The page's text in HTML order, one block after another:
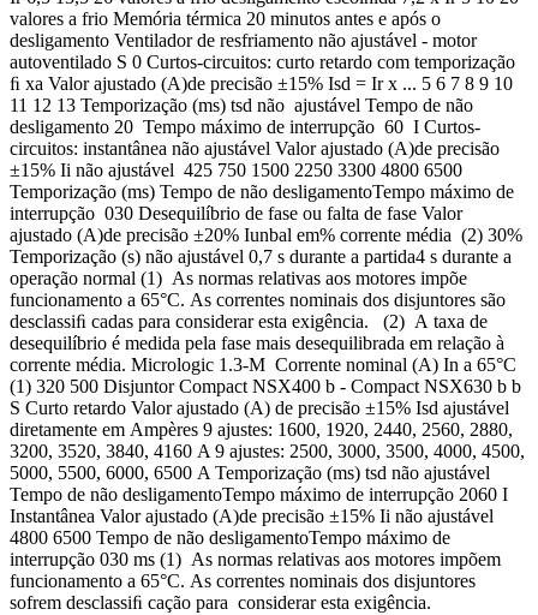
valores a frio Memória térmica 20 minutos antes e após o
desligamento Ventilador de resfriamento não ajustável - motor
autoventilado S 0 Curtos-circuitos: curto retardo com temporização
ﬁ xa Valor ajustado (A)de precisão ±15% Isd = Ir x ... 5 6 7 8 9 10
11 12 13 Temporização (ms) tsd não ajustável Tempo de não
desligamento 20 Tempo máximo de interrupção 60 I Curtos-
circuitos: instantânea não ajustável Valor ajustado (A)de precisão
±15% Ii não ajustável 425 750 1500 2250 3300 4800 6500
Temporização (ms) Tempo de não desligamentoTempo máximo de
interrupção 030 Desequilíbrio de fase ou falta de fase Valor
ajustado (A)de precisão ±20% Iunbal em% corrente média (2) 30%
Temporização (s) não ajustável 0,7 s durante a partida4 s durante a
operação normal (1) As normas relativas aos motores impõe
funcionamento a 65°C. As correntes nominais dos disjuntores são
desclassiﬁ cadas para considerar esta exigência. (2) A taxa de
desequilíbrio é medida pela fase mais desequilibrada em relação à
corrente média. Micrologic 1.3-M Corrente nominal (A) In a 65°C
(1) 320 500 Disjuntor Compact NSX400 b - Compact NSX630 b b
S Curto retardo Valor ajustado (A) de precisão ±15% Isd ajustável
diretamente em Ampères 9 ajustes: 1600, 1920, 2440, 2560, 2880,
3200, 3520, 3840, 4160 A 9 ajustes: 2500, 3000, 3500, 4000, 4500,
5000, 5500, 6000, 6500 A Temporização (ms) tsd não ajustável
Tempo de não desligamentoTempo máximo de interrupção 2060 I
Instantânea Valor ajustado (A)de precisão ±15% Ii não ajustável
4800 6500 Tempo de não desligamentoTempo máximo de
interrupção 030 ms (1) As normas relativas aos motores impõem
funcionamento a 65°C. As correntes nominais dos disjuntores
sofrem desclassiﬁ cação para considerar esta exigência.